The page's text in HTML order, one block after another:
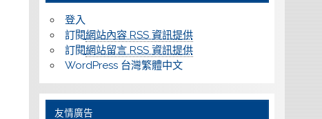
登入
訂閱網站內容 RSS 資訊提供
訂閱網站留言 RSS 資訊提供
WordPress 台灣繁體中文
友情廣告